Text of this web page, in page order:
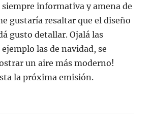
informativa y amena de
gustaría resaltar que el diseño
gusto detallar. Ojalá las
las de navidad, se
un aire más moderno!
la próxima emisión.